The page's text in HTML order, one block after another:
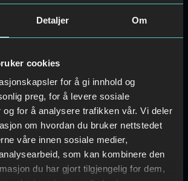
Detaljer Om
cookies
for å gi innhold og
preg, for å levere sosiale
og for å analysere trafikken vår. Vi deler
om hvordan du bruker nettstedet
våre innen sosiale medier,
som kan kombinere den
du har gjort tilgjengelig for dem,